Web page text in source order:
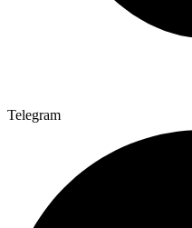
Telegram